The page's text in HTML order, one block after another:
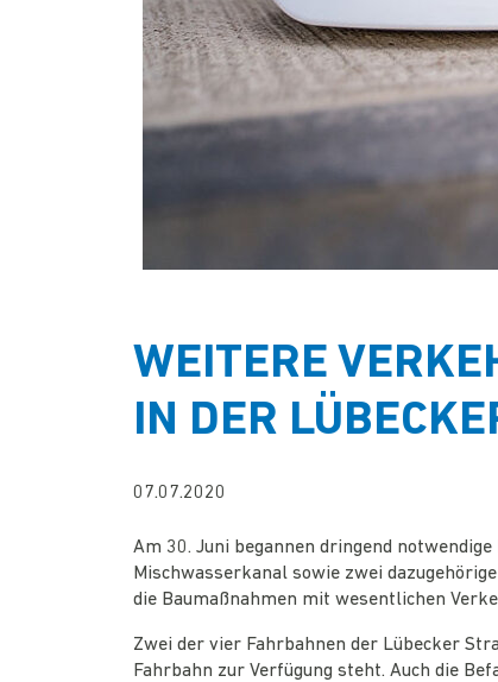
WEITERE
N DER
07.07.2020
Am 30. Juni begannen dringend
Mischwasserkanal sowie zwei
die Baumaßnahmen mit wesentlichen
Zwei der vier Fahrbahnen der Lübecker
Fahrbahn zur Verfügung steht. Auch die